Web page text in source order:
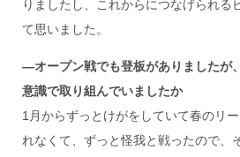
りましたし、これからにつなげられる
て思いました。
―オープン戦でも登板がありましたが
意識で取り組んでいましたか
1月からずっとけがをしていて春のリ
れなくて、ずっと怪我と戦ったので、